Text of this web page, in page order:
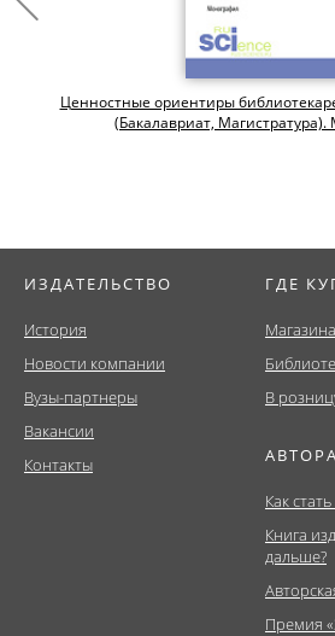
Ценностные ориентиры
(Бакалавриат,
ИЗДАТЕЛЬСТВО
История
Новости компании
Вузы-партнеры
Вакансии
Контакты
ГДЕ
В
Как
Книга
дальше?
Премия